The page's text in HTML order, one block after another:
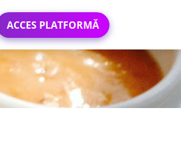
ACCES PLATFORMĂ